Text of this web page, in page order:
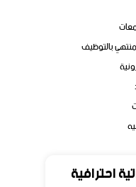
احترافية
بالتوظيف